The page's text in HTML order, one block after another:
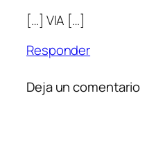
[…] VIA […]
Responder
Deja un comentario